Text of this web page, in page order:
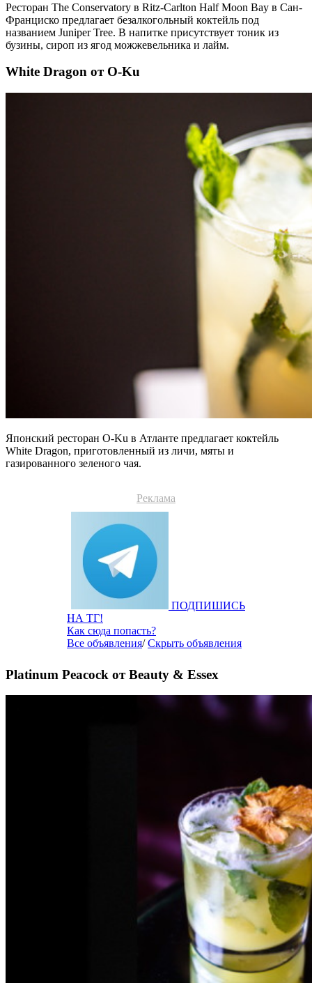
Ресторан The Conservatory в Ritz-Carlton Half Moon Bay в Сан-
Франциско предлагает безалкогольный коктейль под
названием Juniper Tree. В напитке присутствует тоник из
бузины, сироп из ягод можжевельника и лайм.
White Dragon от O-Ku
Японский ресторан O-Ku в Атланте предлагает коктейль
White Dragon, приготовленный из личи, мяты и
газированного зеленого чая.
Реклама
ПОДПИШИСЬ
НА ТГ!
Как сюда попасть?
Все объявления/Скрыть объявления
Platinum Peacock от Beauty & Essex